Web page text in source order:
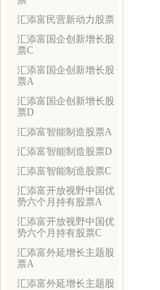
汇添富民营新动力股票
汇添富国企创新增长股
票C
汇添富国企创新增长股
票A
汇添富国企创新增长股
票D
汇添富智能制造股票A
汇添富智能制造股票D
汇添富智能制造股票C
汇添富开放视野中国优
势六个月持有股票A
汇添富开放视野中国优
势六个月持有股票C
汇添富外延增长主题股
票A
汇添富外延增长主题股